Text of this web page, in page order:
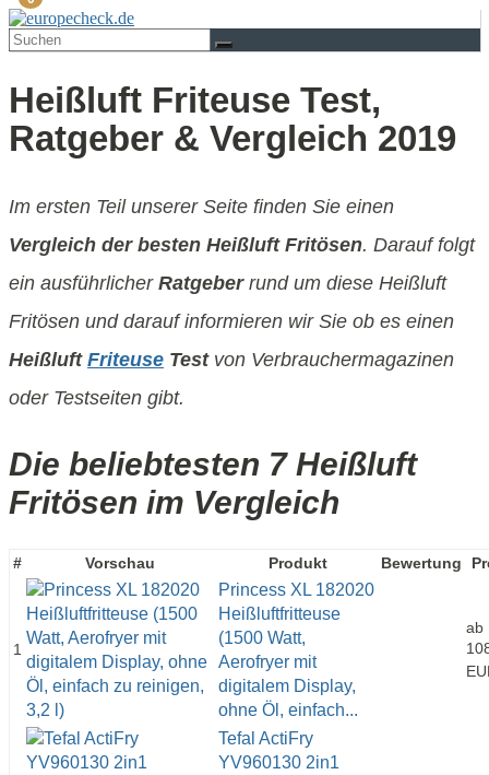
Heißluft Friteuse Test,
Ratgeber & Vergleich 2019
Im ersten Teil unserer Seite finden Sie einen
Vergleich der besten Heißluft Fritösen. Darauf folgt
ein ausführlicher Ratgeberrund um diese Heißluft
Fritösen und darauf informieren wir Sie ob es einen
Heißluft Friteuse Testvon Verbrauchermagazinen
oder Testseiten gibt.
Die beliebtesten 7 Heißluft
Fritösen im Vergleich
# Vorschau Produkt Bewertung
1
Princess XL 182020
Heißluftfritteuse
(1500 Watt,
Aerofryer mit
digitalem Display,
ohne Öl, einfach...
ab
Tefal ActiFry
YV960130 2in1